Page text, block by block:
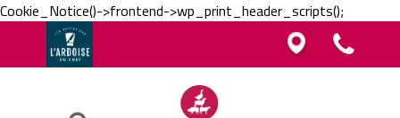
Cookie_Notice()->frontend->wp_print_header_scripts();